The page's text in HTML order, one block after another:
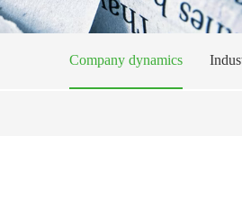
Company dynamics